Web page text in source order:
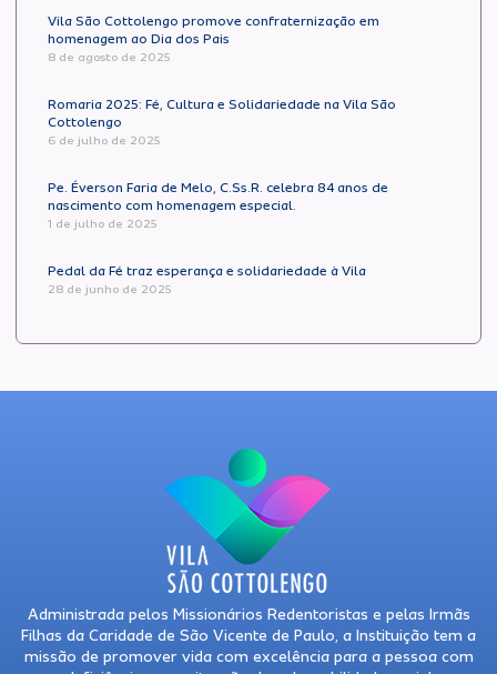
Vila São Cottolengo promove confraternização em
homenagem ao Dia dos Pais
8 de agosto de 2025
Romaria 2025: Fé, Cultura e Solidariedade na Vila São
Cottolengo
6 de julho de 2025
Pe. Éverson Faria de Melo, C.Ss.R. celebra 84 anos de
nascimento com homenagem especial.
1 de julho de 2025
Pedal da Fé traz esperança e solidariedade à Vila
28 de junho de 2025
Administrada pelos Missionários Redentoristas e pelas Irmãs
Filhas da Caridade de São Vicente de Paulo, a Instituição tem a
missão de promover vida com excelência para a pessoa com